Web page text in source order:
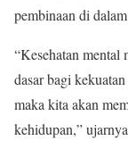
pembinaan di
“Kesehatan mental
dasar bagi
maka kita akan
kehidupan,”